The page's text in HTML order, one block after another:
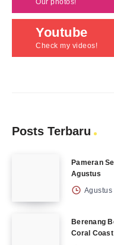
Our photos!
Youtube
Check my videos!
Posts Terbaru
Pameran
Agustus
Agustus
Berenang
Coral Coast